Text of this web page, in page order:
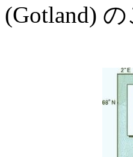
(Gotland)